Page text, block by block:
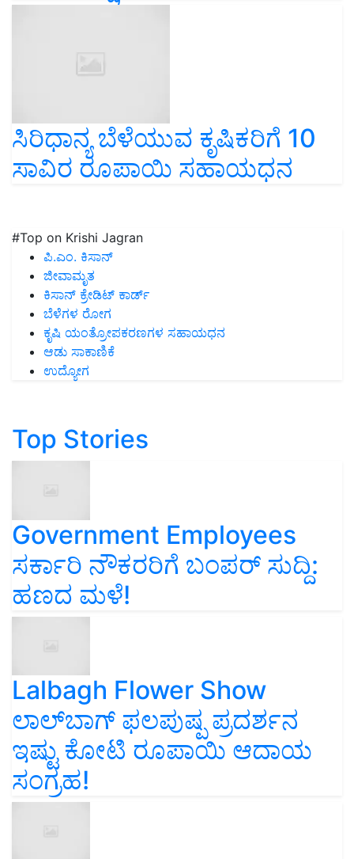
ಸಿರಿಧಾನ್ಯ ಬೆಳೆಯುವ ಕೃಷಿಕರಿಗೆ 10
ಸಾವಿರ ರೂಪಾಯಿ ಸಹಾಯಧನ
#Top on Krishi Jagran
ಪಿ.ಎಂ. ಕಿಸಾನ್
ಜೀವಾಮೃತ
ಕಿಸಾನ್ ಕ್ರೇಡಿಟ್ ಕಾರ್ಡ್
ಬೆಳೆಗಳ ರೋಗ
ಕೃಷಿ ಯಂತ್ರೋಪಕರಣಗಳ ಸಹಾಯಧನ
ಆಡು ಸಾಕಾಣಿಕೆ
ಉದ್ಯೋಗ
Top Stories
Government Employees
ಸರ್ಕಾರಿ ನೌಕರರಿಗೆ ಬಂಪರ್‌ ಸುದ್ದಿ:
ಹಣದ ಮಳೆ!
Lalbagh Flower Show
ಲಾಲ್‌ಬಾಗ್ ಫಲಪುಷ್ಪ ಪ್ರದರ್ಶನ
ಇಷ್ಟು ಕೋಟಿ ರೂಪಾಯಿ ಆದಾಯ
ಸಂಗ್ರಹ!